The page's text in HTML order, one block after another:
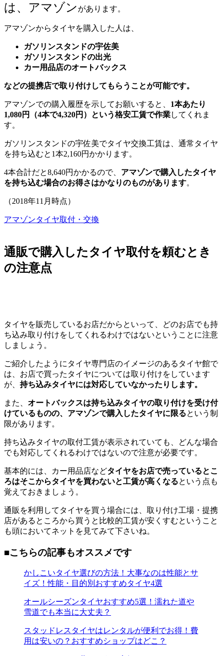
は、アマゾン があります。
アマゾンからタイヤを購入した人は、
ガソリンスタンドの宇佐美
ガソリンスタンドの出光
カー用品店のオートバックス
などの提携店で取り付けしてもらうことが可能です。
アマゾンでの購入履歴を示してお願いすると、 1本あたり
1,080円（4本で4,320円）という格安工賃で作業してくれま
す。
ガソリンスタンドの宇佐美でタイヤ交換工賃は、通常タイヤ
を持ち込むと1本2,160円かかります。
4本合計だと8,640円かかるので、 アマゾンで購入したタイヤ
を持ち込む場合のお得さはかなりのものがあります。
（2018年11月時点）
アマゾンタイヤ取付・交換
通販で購入したタイヤ取付を頼むとき
の注意点
タイヤを販売しているお店だからといって、どのお店でも持
ち込み取り付けをしてくれるわけではないということに注意
しましょう。
ご紹介したようにタイヤ専門店のイメージのあるタイヤ館で
は、お店で買ったタイヤについては取り付けをしています
が、 持ち込みタイヤには対応していなかったりします。
また、 オートバックスは持ち込みタイヤの取り付けを受け付
けているものの、アマゾンで購入したタイヤに限るという制
限があります。
持ち込みタイヤの取付工賃が表示されていても、どんな場合
でも対応してくれるわけではないので注意が必要です。
基本的には、カー用品店などタイヤをお店で売っているとこ
ろはそこからタイヤを買わないと工賃が高くなるという点も
覚えておきましょう。
通販を利用してタイヤを買う場合には、取り付け工場・提携
店があるところから買うと比較的工賃が安くすむということ
も頭においてネットを見てみて下さいね。
■こちらの記事もオススメです
かしこいタイヤ選びの方法！大事なのは性能とサ
イズ！性能・目的別おすすめタイヤ4選
オールシーズンタイヤおすすめ5選！濡れた道や
雪道でも本当に大丈夫？
スタッドレスタイヤはレンタルが便利でお得！費
用は安いの？おすすめショップはどこ？